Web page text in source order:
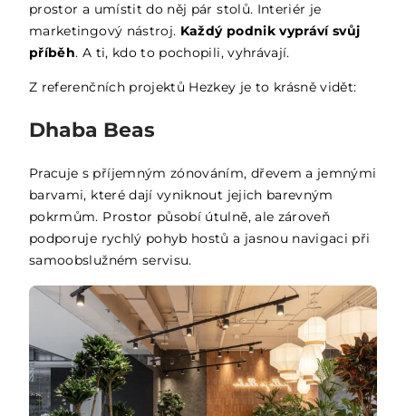
prostor a umístit do něj pár stolů. Interiér je
marketingový nástroj. Každý podnik vypráví svůj
příběh. A ti, kdo to pochopili, vyhrávají.
Z referenčních projektů Hezkey je to krásně vidět:
Dhaba Beas
Pracuje s příjemným zónováním, dřevem a jemnými
barvami, které dají vyniknout jejich barevným
pokrmům. Prostor působí útulně, ale zároveň
podporuje rychlý pohyb hostů a jasnou navigaci při
samoobslužném servisu.